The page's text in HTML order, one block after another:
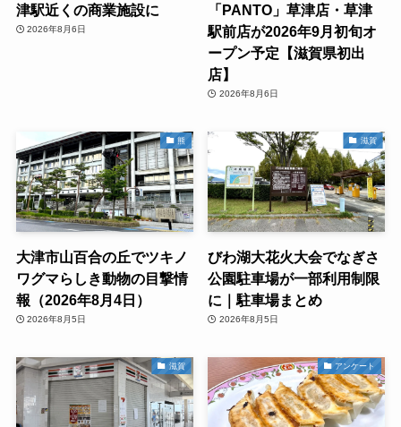
津駅近くの商業施設に
2026年8月6日
「PANTO」草津店・草津
駅前店が2026年9月初旬オ
ープン予定【滋賀県初出
店】
2026年8月6日
熊
大津市山百合の丘でツキノ
ワグマらしき動物の目撃情
報（2026年8月4日）
2026年8月5日
滋賀
びわ湖大花火大会でなぎさ
公園駐車場が一部利用制限
に｜駐車場まとめ
2026年8月5日
滋賀 アンケート